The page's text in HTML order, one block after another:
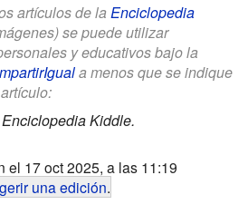
artículos de la Enciclopedia
se puede utilizar
y educativos bajo la
a menos que se indique
Enciclopedia Kiddle.
el 17 oct 2025, a las 11:19
una edición.